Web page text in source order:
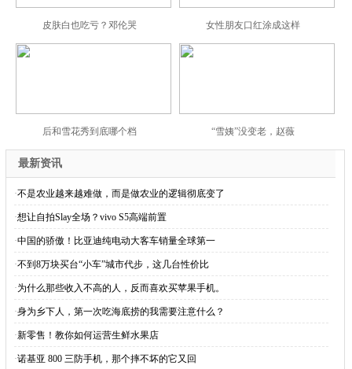
皮肤白也吃亏？邓伦哭 女性朋友口红涂成这样
后和雪花秀到底哪个档 “雪姨”没变老，赵薇
最新资讯
·不是农业越来越难做，而是做农业的逻辑彻底变了
·想让自拍Slay全场？vivo S5高端前置
·中国的骄傲！比亚迪纯电动大客车销量全球第一
·不到8万块买台“小车”城市代步，这几台性价比
·为什么那些收入不高的人，反而喜欢买苹果手机。
·身为乡下人，第一次吃海底捞的我需要注意什么？
·新零售！教你如何运营生鲜水果店
·诺基亚 800 三防手机，那个摔不坏的它又回